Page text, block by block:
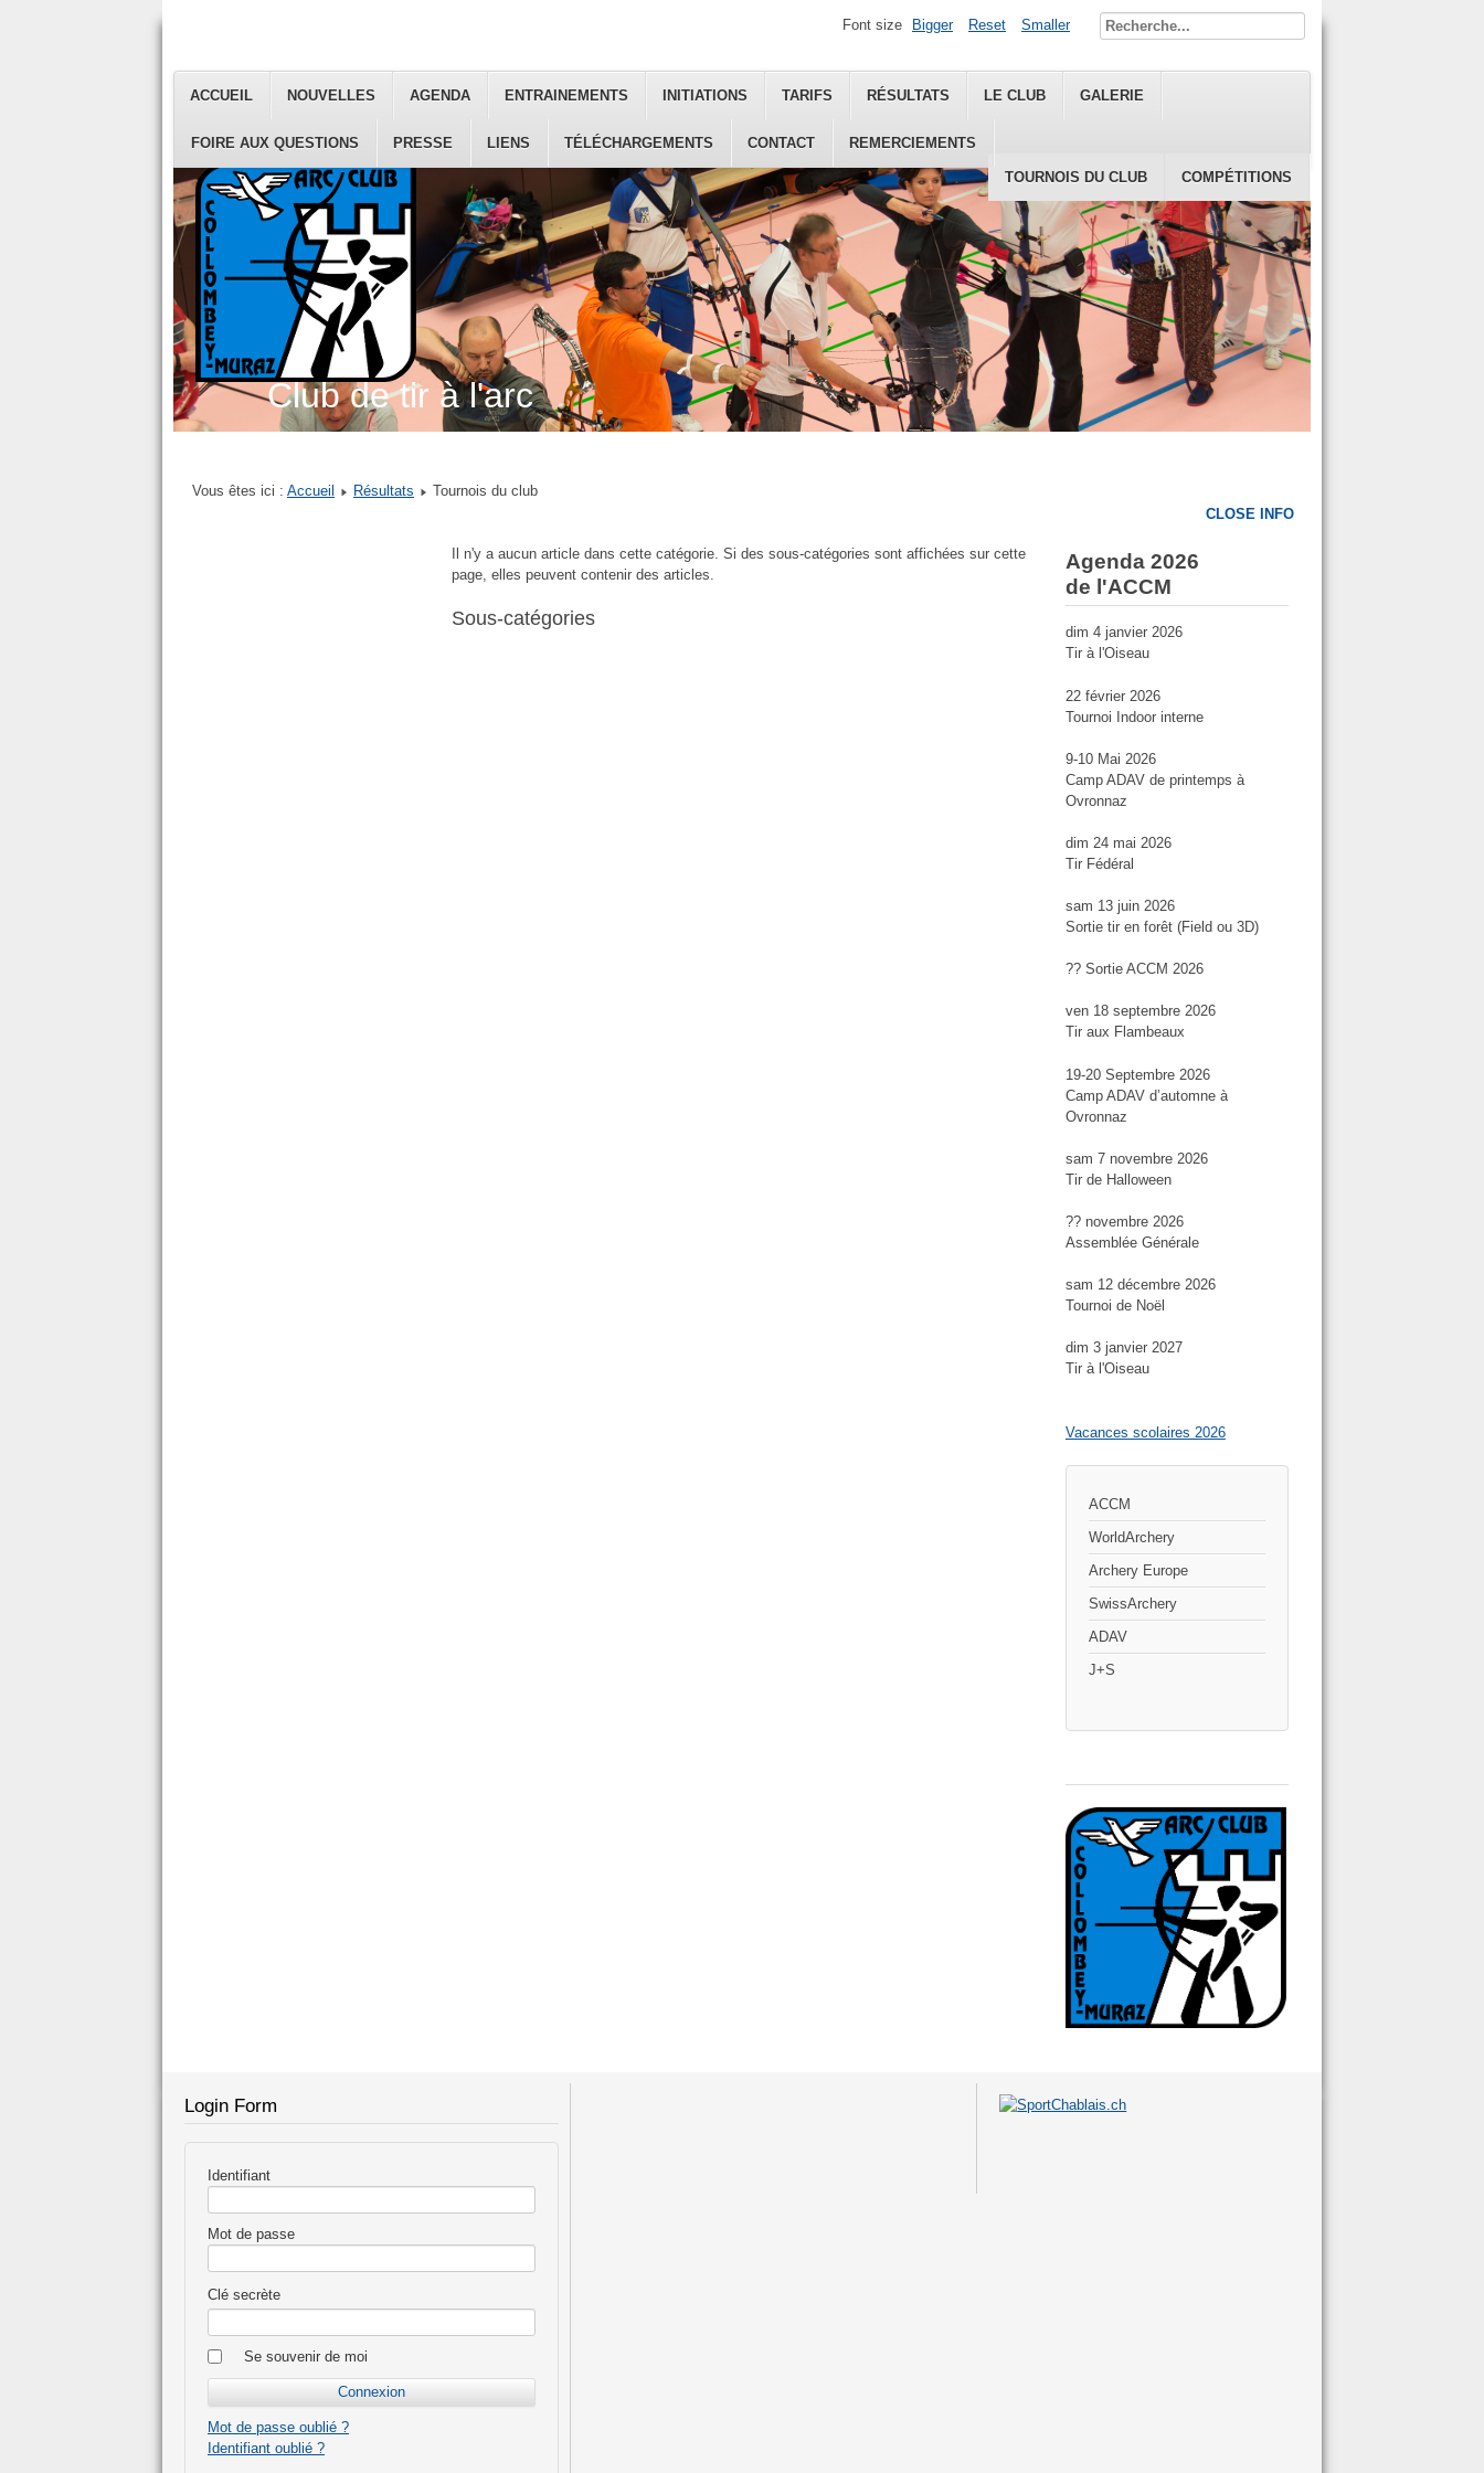
Club de tir à l'arc
ACCUEIL NOUVELLES AGENDA ENTRAINEMENTS INITIATIONS TARIFS RÉSULTATS
TOURNOIS DU CLUB COMPÉTITIONS
LE CLUB GALERIE
FOIRE AUX QUESTIONS PRESSE LIENS TÉLÉCHARGEMENTS CONTACT REMERCIEMENTS
Font size Bigger Reset Smaller
Vous êtes ici : Accueil Résultats Tournois du club
Il n'y a aucun article dans cette catégorie. Si des sous-catégories sont affichées sur cette
page, elles peuvent contenir des articles.
Sous-catégories
CLOSE INFO
Agenda 2026
de l'ACCM
dim 4 janvier 2026
Tir à l'Oiseau
22 février 2026
Tournoi Indoor interne
9-10 Mai 2026
Camp ADAV de printemps à
Ovronnaz
dim 24 mai 2026
Tir Fédéral
sam 13 juin 2026
Sortie tir en forêt (Field ou 3D)
?? Sortie ACCM 2026
ven 18 septembre 2026
Tir aux Flambeaux
19-20 Septembre 2026
Camp ADAV d’automne à
Ovronnaz
sam 7 novembre 2026
Tir de Halloween
?? novembre 2026
Assemblée Générale
sam 12 décembre 2026
Tournoi de Noël
dim 3 janvier 2027
Tir à l'Oiseau
Vacances scolaires 2026
ACCM
WorldArchery
Archery Europe
SwissArchery
ADAV
J+S
Login Form
Identifiant
Mot de passe
Clé secrète
Se souvenir de moi
Mot de passe oublié ?
Identifiant oublié ?